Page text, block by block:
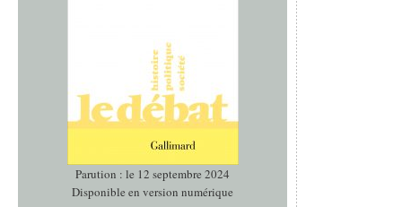
Parution : le 12 septembre 2024
Disponible en version numérique